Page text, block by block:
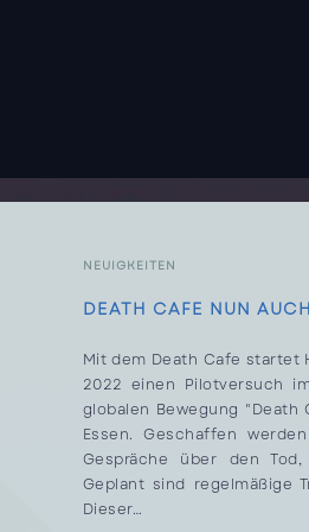
NEUIGKEITEN
DEATH CAFE NUN
Mit dem Death Cafe startet
2022 einen Pilotversuch
globalen Bewegung
Essen. Geschaffen
Gespräche über den
Geplant sind regelmäßige
Dieser…